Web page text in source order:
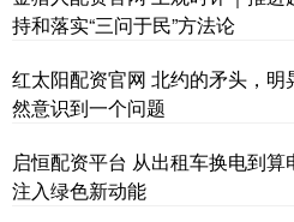
持和落实“三问于民”方法论
红太阳配资官网 北约的矛头，
然意识到一个问题
启恒配资平台 从出租车换电到算
注入绿色新动能